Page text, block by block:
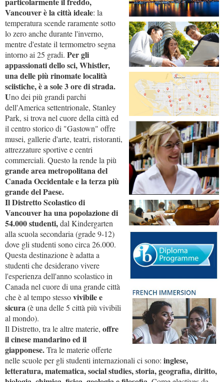
Vancouver è la città ideale: la
temperatura scende raramente sotto
lo zero anche durante l'inverno,
mentre d'estate il termometro segna
intorno ai 25 gradi. Per gli
appassionati dello sci, Whistler,
una delle più rinomate località
sciistiche, è a sole 3 ore di strada.
Uno dei più grandi parchi
dell'America settentrionale, Stanley
Park, si trova nel cuore della città ed
il centro storico di "Gastown" offre
musei, gallerie d'arte, teatri, ristoranti,
attrezzature sportive e centri
commerciali. Questo la rende la più
grande area metropolitana del
Canada Occidentale e la terza più
grande del Paese.
Il Distretto Scolastico di
Vancouver ha una popolazione di
54.000 studenti,dal Kindergarten
alla scuola secondaria (grade 9-12)
dove gli studenti sono circa 26.000.
Questa destinazione è adatta a
studenti che desiderano vivere
l'esperienza dell'anno scolastico in
Canada nel cuore di una grande città
che è al tempo stessovivibile e
sicura(è una delle 5 città più vivibili
al mondo).
Il Distretto, tra le altre materie, offre
il cinese mandarino ed il
giapponese.Tra le materie offerte
nelle scuole per gli studenti internazionali ci sono: inglese,
letteratura, matematica, social studies, storia, geografia, diritto,